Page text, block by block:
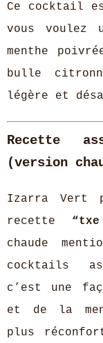
Ce cocktail
vous voulez
menthe
bulle
légère et
Recette
(version
Izarra Vert
recette
chaude
cocktails
c’est une
et de la
plus